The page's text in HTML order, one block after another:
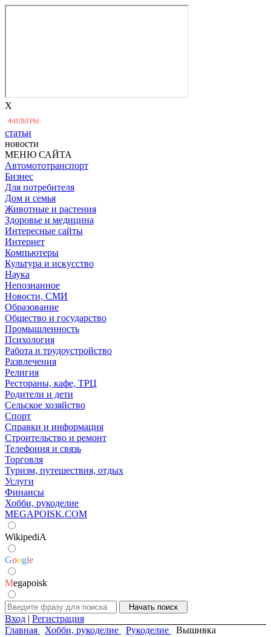
X
ФИЛЬТРЫ:
статьи
новости
МЕНЮ САЙТА
Автомототранспорт
Бизнес
Для потребителя
Дом и семья
Животные и растения
Здоровье и медицина
Интересные сайты
Интернет
Компьютеры
Культура и искусство
Наука
Непознанное
Новости, СМИ
Образование
Общество и государство
Промышленность
Психология
Работа и трудоустройство
Развлечения
Религия
Рестораны, кафе, ТРЦ
Родители и дети
Сельское хозяйство
Спорт
Справки и информация
Строительство и ремонт
Телефония и связь
Торговля
Туризм, путешествия, отдых
Услуги
Финансы
Хобби, рукоделие
MEGAPOISK.COM
WikipediA
Google
Megapoisk
Вход | Регистрация
Главная
Хобби, рукоделие Рукоделие
Вышивка